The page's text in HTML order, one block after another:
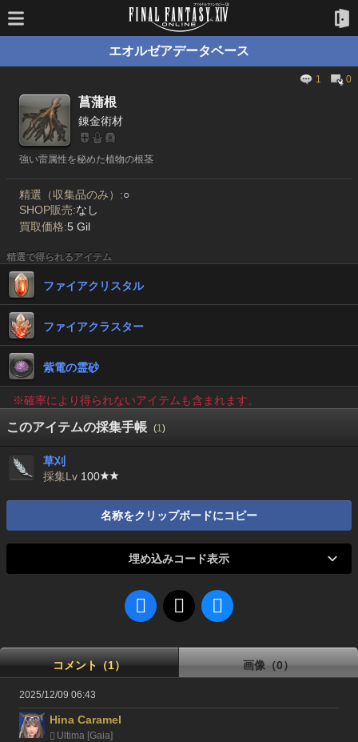
エオルゼアデータベース
1 0
菖蒲根
錬金術材
強い雷属性を秘めた植物の根茎
精選（収集品のみ）:○
SHOP販売:なし
買取価格:5 Gil
精選で得られるアイテム
ファイアクリスタル
ファイアクラスター
紫電の霊砂
※確率により得られないアイテムも含まれます。
このアイテムの採集手帳 (1)
草刈
採集Lv 100
名称をクリップボードにコピー
埋め込みコード表示
コメント（1） 画像（0）
2025/12/09 06:43
Hina Caramel
Ultima [Gaia]